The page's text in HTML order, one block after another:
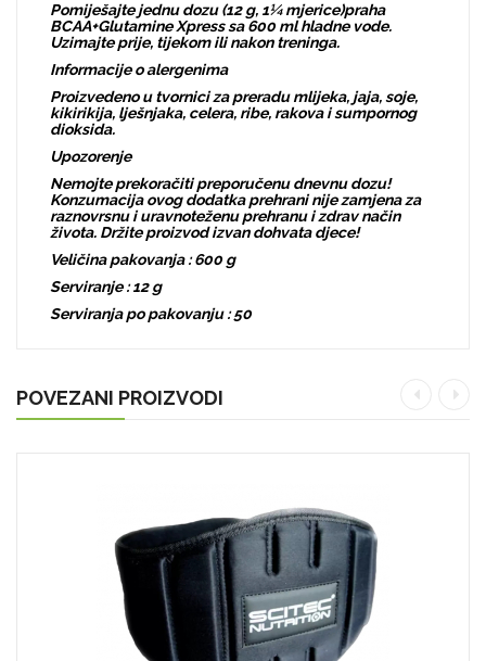
Pomiješajte jednu dozu (12 g, 1¼ mjerice)praha
BCAA+Glutamine Xpress sa 600 ml hladne vode.
Uzimajte prije, tijekom ili nakon treninga.
Informacije o alergenima
Proizvedeno u tvornici za preradu mlijeka, jaja, soje,
kikirikija, lješnjaka, celera, ribe, rakova i sumpornog
dioksida.
Upozorenje
Nemojte prekoračiti preporučenu dnevnu dozu!
Konzumacija ovog dodatka prehrani nije zamjena za
raznovrsnu i uravnoteženu prehranu i zdrav način
života. Držite proizvod izvan dohvata djece!
Veličina pakovanja : 600 g
Serviranje : 12 g
Serviranja po pakovanju : 50
POVEZANI PROIZVODI